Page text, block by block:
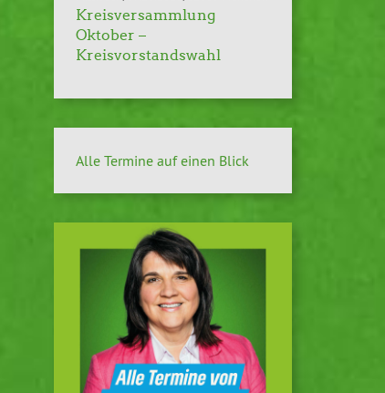
Kreisversammlung
Oktober –
Kreisvorstandswahl
Alle Termine auf einen Blick